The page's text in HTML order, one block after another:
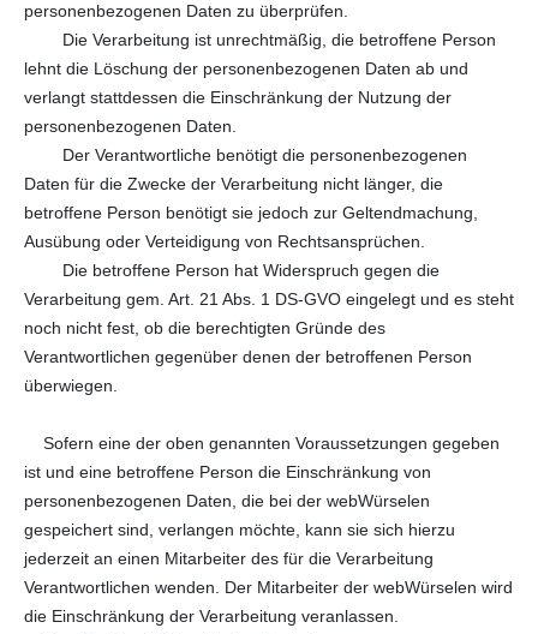
personenbezogenen Daten zu überprüfen.
Die Verarbeitung ist unrechtmäßig, die betroffene Person
lehnt die Löschung der personenbezogenen Daten ab und
verlangt stattdessen die Einschränkung der Nutzung der
personenbezogenen Daten.
Der Verantwortliche benötigt die personenbezogenen
Daten für die Zwecke der Verarbeitung nicht länger, die
betroffene Person benötigt sie jedoch zur Geltendmachung,
Ausübung oder Verteidigung von Rechtsansprüchen.
Die betroffene Person hat Widerspruch gegen die
Verarbeitung gem. Art. 21 Abs. 1 DS-GVO eingelegt und es steht
noch nicht fest, ob die berechtigten Gründe des
Verantwortlichen gegenüber denen der betroffenen Person
überwiegen.
Sofern eine der oben genannten Voraussetzungen gegeben
ist und eine betroffene Person die Einschränkung von
personenbezogenen Daten, die bei der webWürselen
gespeichert sind, verlangen möchte, kann sie sich hierzu
jederzeit an einen Mitarbeiter des für die Verarbeitung
Verantwortlichen wenden. Der Mitarbeiter der webWürselen wird
die Einschränkung der Verarbeitung veranlassen.